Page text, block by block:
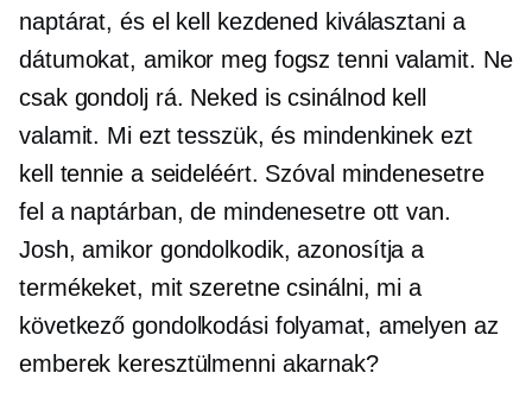
naptárat, és el kell kezdened kiválasztani a
dátumokat, amikor meg fogsz tenni valamit. Ne
csak gondolj rá. Neked is csinálnod kell
valamit. Mi ezt tesszük, és mindenkinek ezt
kell tennie a seideléért. Szóval mindenesetre
fel a naptárban, de mindenesetre ott van.
Josh, amikor gondolkodik, azonosítja a
termékeket, mit szeretne csinálni, mi a
következő gondolkodási folyamat, amelyen az
emberek keresztülmenni akarnak?